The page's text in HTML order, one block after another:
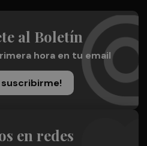
al Boletín
hora en tu email
suscribirme!
en redes